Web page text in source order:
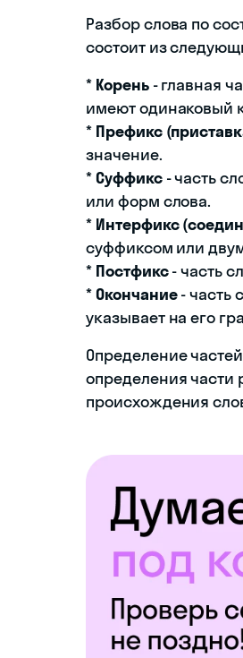
Разбор слова по
состоит из
* Корень- главная
имеют одинаковый
* Префикс
значение.
*Суффикс- часть
или форм слова.
* Интерфикс
суффиксом или
* Постфикс- часть
*Окончание- часть
указывает на его
Определение
определения
происхождения